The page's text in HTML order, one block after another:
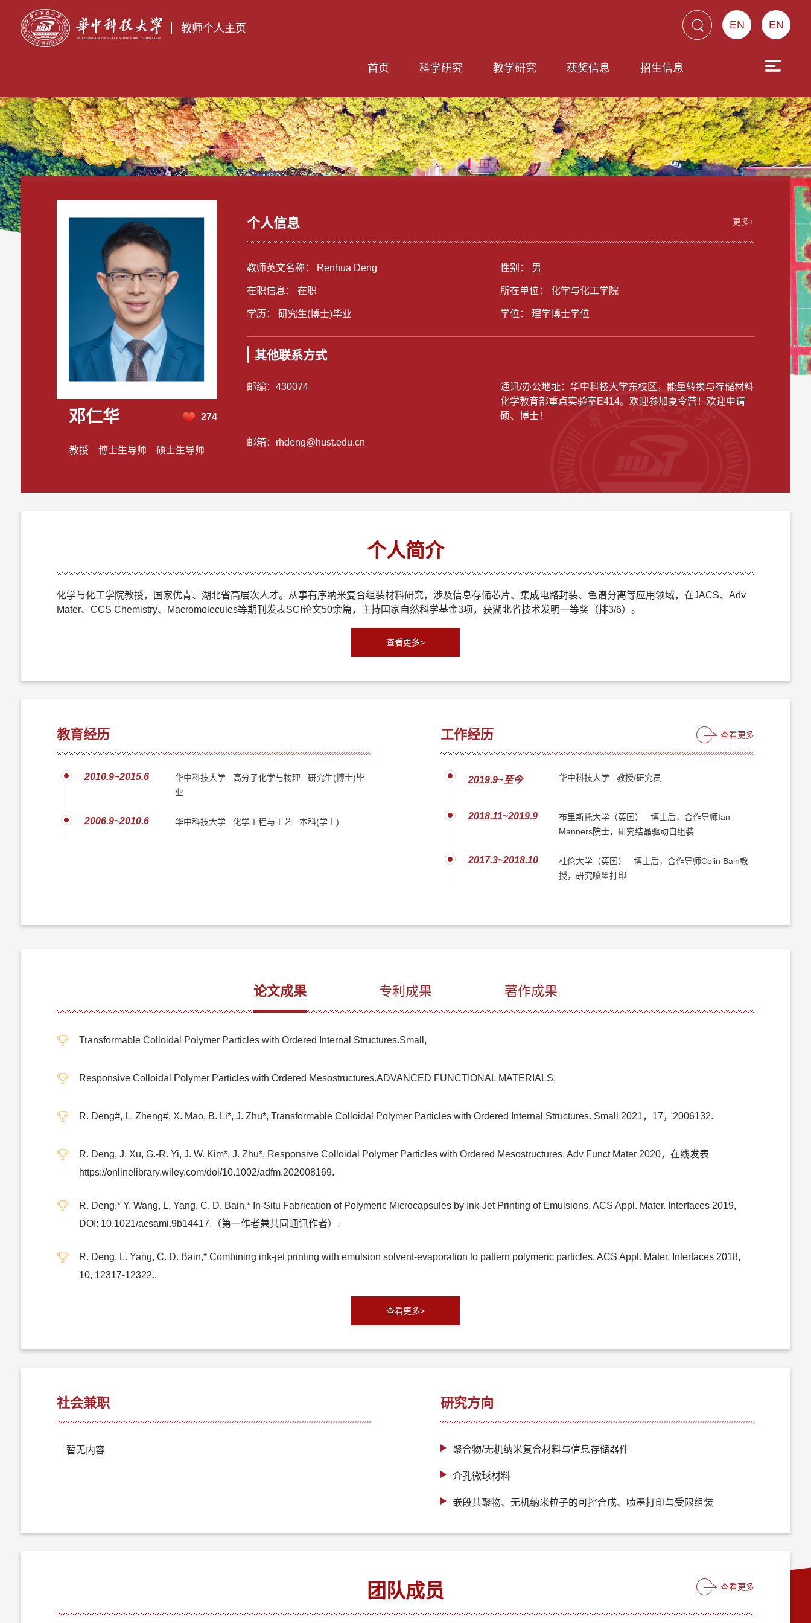
教师个人主页 EN
EN
首页 科学研究 教学研究 获奖信息 招生信息
邓仁华 274
教授 博士生导师 硕士生导师
个人信息 更多+
教师英文名称： Renhua Deng 性别： 男
在职信息： 在职 所在单位： 化学与化工学院
学历： 研究生(博士)毕业 学位： 理学博士学位
其他联系方式
邮编： 430074 通讯/办公地址：华中科技大学东校区，能量转换与存储材料
化学教育部重点实验室E414。欢迎参加夏令营！欢迎申请
硕、博士！
邮箱： rhdeng@hust.edu.cn
个人简介
化学与化工学院教授，国家优青、湖北省高层次人才。从事有序纳米复合组装材料研究，涉及信息存储芯片、集成电路封装、色谱分离等应用领域，在JACS、Adv
Mater、CCS Chemistry、Macromolecules等期刊发表SCI论文50余篇，主持国家自然科学基金3项，获湖北省技术发明一等奖（排3/6）。
查看更多>
教育经历
2010.9~2015.6
华中科技大学 高分子化学与物理 研究生(博士)毕
业
2006.9~2010.6 华中科技大学 化学工程与工艺 本科(学士)
工作经历 查看更多
2019.9~至今 华中科技大学 教授/研究员
2018.11~2019.9
布里斯托大学（英国） 博士后，合作导师Ian
Manners院士，研究结晶驱动自组装
2017.3~2018.10
杜伦大学（英国） 博士后，合作导师Colin Bain教
授，研究喷墨打印
论文成果 专利成果 著作成果
Transformable Colloidal Polymer Particles with Ordered Internal Structures.Small,
Responsive Colloidal Polymer Particles with Ordered Mesostructures.ADVANCED FUNCTIONAL MATERIALS,
R. Deng#, L. Zheng#, X. Mao, B. Li*, J. Zhu*, Transformable Colloidal Polymer Particles with Ordered Internal Structures. Small 2021，17，2006132.
R. Deng, J. Xu, G.-R. Yi, J. W. Kim*, J. Zhu*, Responsive Colloidal Polymer Particles with Ordered Mesostructures. Adv Funct Mater 2020，在线发表
https://onlinelibrary.wiley.com/doi/10.1002/adfm.202008169.
R. Deng,* Y. Wang, L. Yang, C. D. Bain,* In-Situ Fabrication of Polymeric Microcapsules by Ink-Jet Printing of Emulsions. ACS Appl. Mater. Interfaces 2019,
DOI: 10.1021/acsami.9b14417.（第一作者兼共同通讯作者）.
R. Deng, L. Yang, C. D. Bain,* Combining ink-jet printing with emulsion solvent-evaporation to pattern polymeric particles. ACS Appl. Mater. Interfaces 2018,
10, 12317-12322..
查看更多>
社会兼职
暂无内容
研究方向
聚合物/无机纳米复合材料与信息存储器件
介孔微球材料
嵌段共聚物、无机纳米粒子的可控合成、喷墨打印与受限组装
团队成员 查看更多